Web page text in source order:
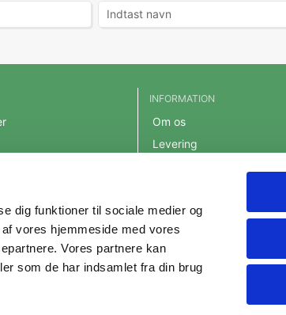
dig funktioner til sociale medier og
vores hjemmeside med vores
Vores partnere kan
som de har indsamlet fra din brug
Dyr
INFORMATION
Om os
Levering
Persondatapolitik
Fortrydelsesret